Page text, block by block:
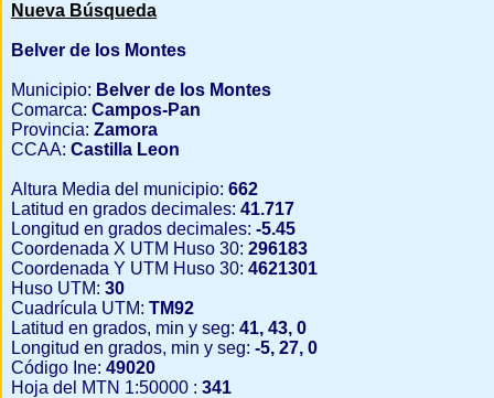
Nueva Búsqueda
Belver de los Montes
Municipio: Belver de los Montes
Comarca: Campos-Pan
Provincia: Zamora
CCAA: Castilla Leon
Altura Media del municipio: 662
Latitud en grados decimales: 41.717
Longitud en grados decimales: -5.45
Coordenada X UTM Huso 30: 296183
Coordenada Y UTM Huso 30: 4621301
Huso UTM: 30
Cuadrícula UTM: TM92
Latitud en grados, min y seg: 41, 43, 0
Longitud en grados, min y seg: -5, 27, 0
Código Ine: 49020
Hoja del MTN 1:50000 : 341